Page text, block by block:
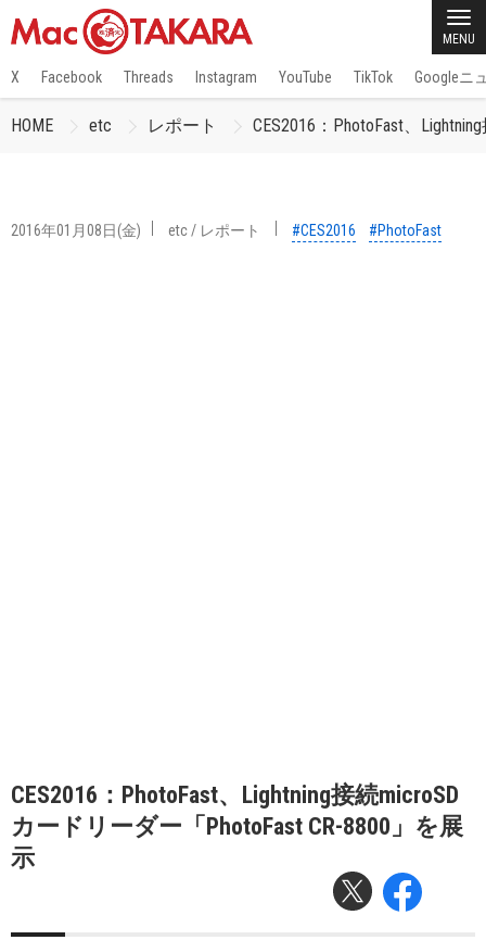
MENU
X Facebook Threads Instagram YouTube TikTok Googleニ
HOME etc レポート CES2016：PhotoFast、
2016年01月08日(金) etc/ レポート #CES2016 #PhotoFast
CES2016：PhotoFast、Lightning接続microSD
カードリーダー「PhotoFast CR-8800」を展
示